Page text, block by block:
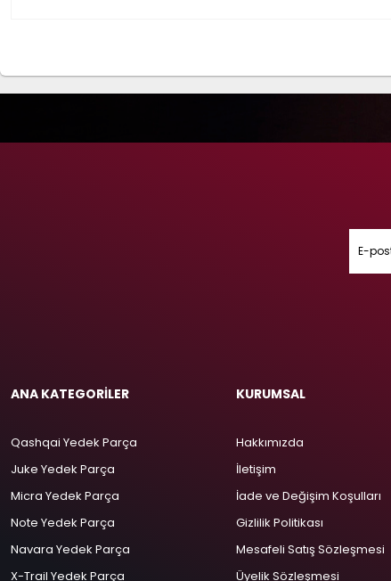
ANA KATEGORİLER
Qashqai Yedek Parça
Juke Yedek Parça
Micra Yedek Parça
Note Yedek Parça
Navara Yedek Parça
X-Trail Yedek Parça
KURUMSAL
Hakkımızda
İletişim
İade ve Değişim Koşulları
Gizlilik Politikası
Mesafeli Satış Sözleşmesi
Üyelik Sözleşmesi